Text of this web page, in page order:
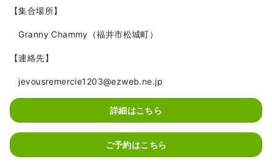
【集合場所】
Granny Chammy（福井市松城町）
【連絡先】
jevousremercie1203@ezweb.ne.jp
詳細はこちら
ご予約はこちら